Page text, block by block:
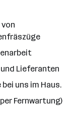
Lieferanten
uns im Haus.
Fernwartung)